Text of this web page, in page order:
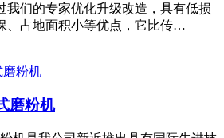
我们的专家优化升级改造，具有低损
、占地面积小等优点，它比传…
磨粉机